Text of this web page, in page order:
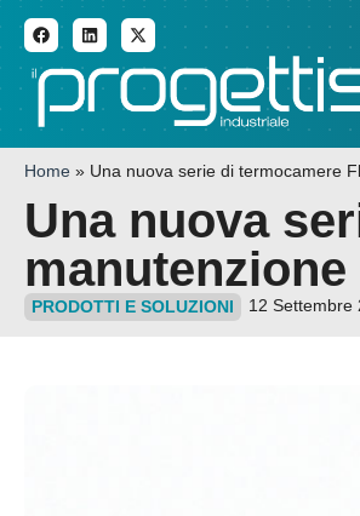
Home » Una nuova serie di termocamere
Una nuova
manutenzione
PRODOTTI E SOLUZIONI 12 Settembre